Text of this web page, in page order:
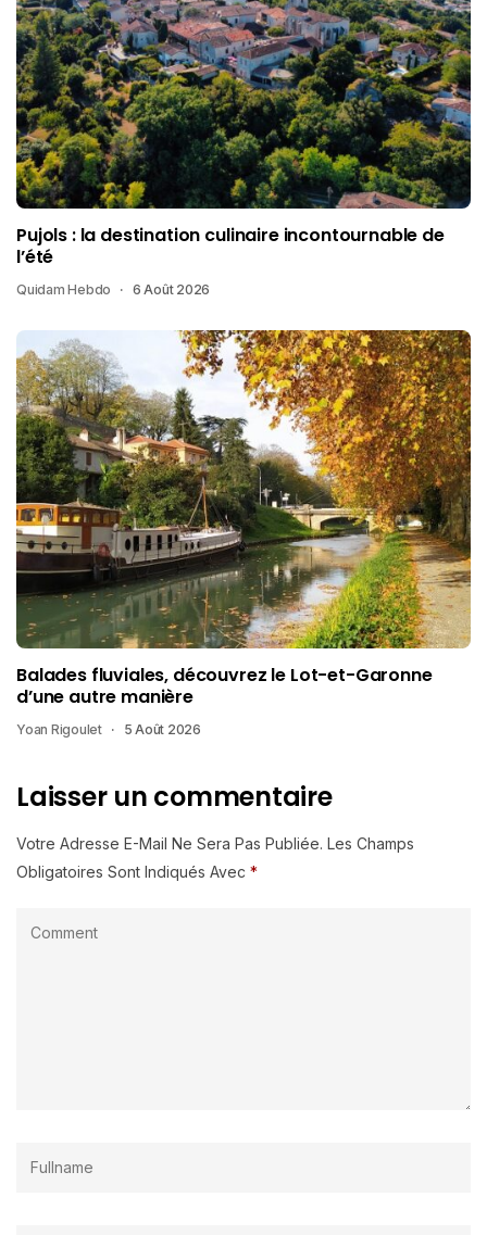
Pujols : la destination culinaire incontournable de
l’été
Quidam Hebdo 6 Août 2026
Balades fluviales, découvrez le Lot-et-Garonne
d’une autre manière
Yoan Rigoulet 5 Août 2026
Laisser un commentaire
Votre Adresse E-Mail Ne Sera Pas Publiée. Les Champs
Obligatoires Sont Indiqués Avec *